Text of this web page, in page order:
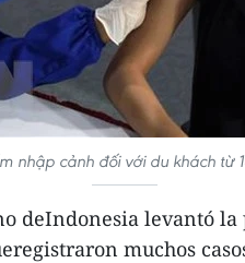
nhập cảnh đối với du khách từ
deIndonesia levantó
muchos